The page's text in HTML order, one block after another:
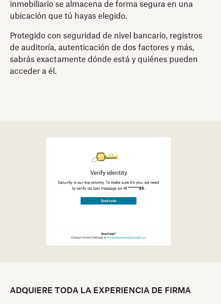
inmobiliario se almacena de forma segura en una
ubicación que tú hayas elegido.
Protegido con seguridad de nivel bancario, registros
de auditoría, autenticación de dos factores y más,
sabrás exactamente dónde está y quiénes pueden
acceder a él.
ADQUIERE TODA LA EXPERIENCIA DE FIRMA